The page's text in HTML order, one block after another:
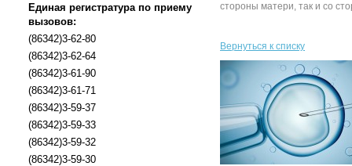
Единая регистратура по приему
вызовов:
(86342)3-62-80
(86342)3-62-64
(86342)3-61-90
(86342)3-61-71
(86342)3-59-37
(86342)3-59-33
(86342)3-59-32
(86342)3-59-30
стороны матери, так и со
Вернуться к списку